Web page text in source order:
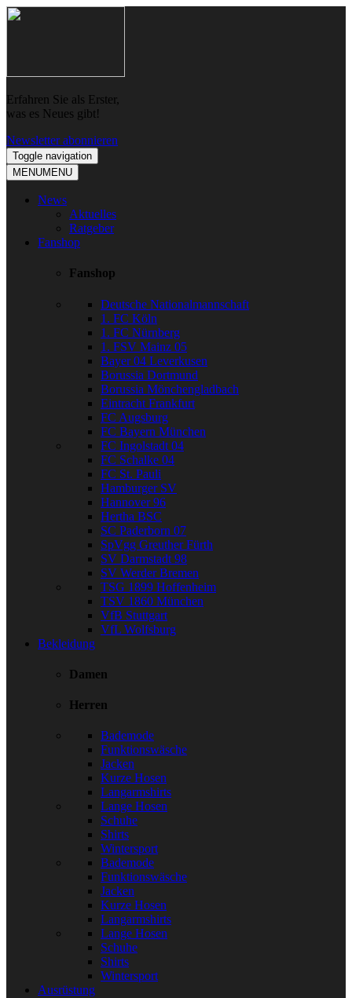
Skip
Skip
Erfahren Sie als Erster,
was es Neues gibt!
Newsletter abonnieren
Toggle navigation
MENUMENU
News
Aktuelles
Ratgeber
Fanshop
Fanshop
Deutsche Nationalmannschaft
1. FC Köln
1. FC Nürnberg
1. FSV Mainz 05
Bayer 04 Leverkusen
Borussia Dortmund
Borussia Mönchengladbach
Eintracht Frankfurt
FC Augsburg
FC Bayern München
FC Ingolstadt 04
FC Schalke 04
FC St. Pauli
Hamburger SV
Hannover 96
Hertha BSC
SC Paderborn 07
SpVgg Greuther Fürth
SV Darmstadt 98
SV Werder Bremen
TSG 1899 Hoffenheim
TSV 1860 München
VfB Stuttgart
VfL Wolfsburg
Bekleidung
Damen
Herren
Bademode
Funktionswäsche
Jacken
Kurze Hosen
Langarmshirts
Lange Hosen
Schuhe
Shirts
Wintersport
Bademode
Funktionswäsche
Jacken
Kurze Hosen
Langarmshirts
Lange Hosen
Schuhe
Shirts
Wintersport
Ausrüstung